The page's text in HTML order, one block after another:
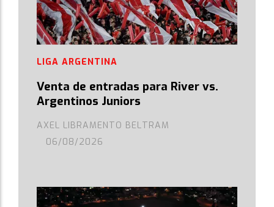
Venta de entradas para River vs.
Argentinos Juniors
AXEL LIBRAMENTO BELTRAM
LIGA ARGENTINA
06/08/2026